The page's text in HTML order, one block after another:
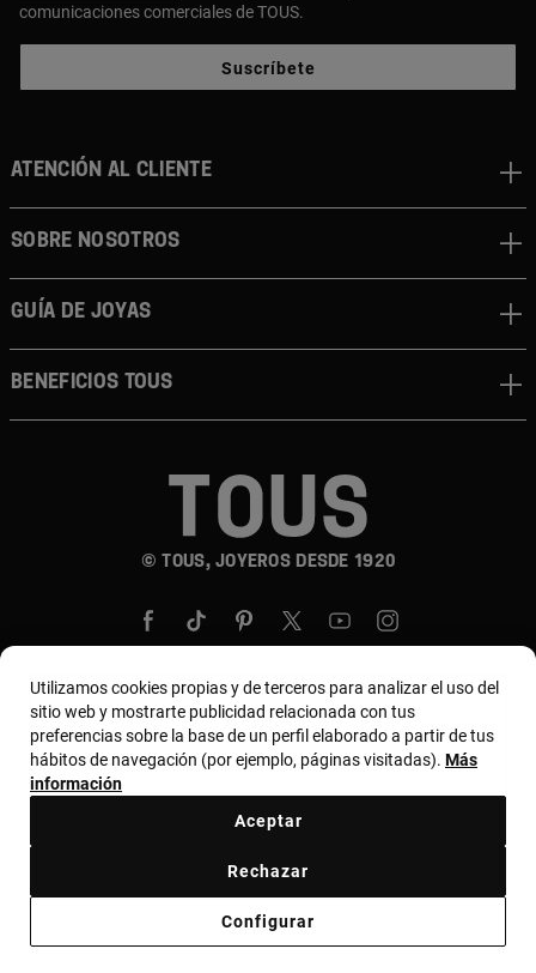
comunicaciones comerciales de TOUS.
Suscríbete
© TOUS, JOYEROS DESDE 1920
ATENCIÓN AL CLIENTE
SOBRE NOSOTROS
GUÍA DE JOYAS
BENEFICIOS TOUS
País y moneda:United States Of America / US
Dollar
Código ético de proveedores Bases MYTOUS
Utilizamos cookies propias y de terceros para analizar el uso del
sitio web y mostrarte publicidad relacionada con tus
preferencias sobre la base de un perfil elaborado a partir de tus
hábitos de navegación (por ejemplo, páginas visitadas). Más
información
Configurar
Rechazar
Aceptar